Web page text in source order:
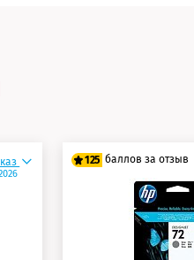
125 баллов за отзыв
100 баллов
125 баллов